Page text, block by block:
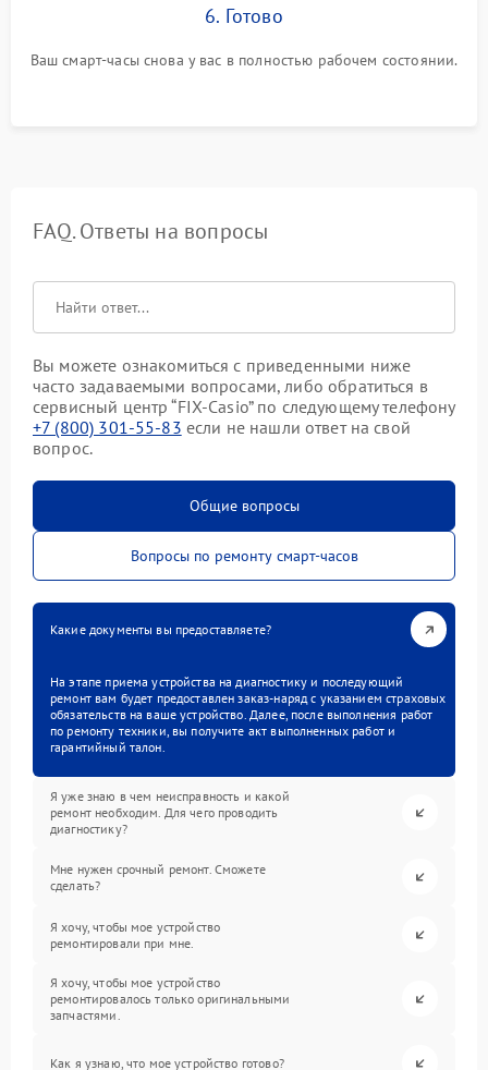
6. Готово
Ваш смарт-часы снова у вас в полностью рабочем состоянии.
FAQ. Ответы на вопросы
Вы можете ознакомиться с приведенными ниже
часто задаваемыми вопросами, либо обратиться в
сервисный центр “FIX-Casio” по следующему телефону
+7 (800) 301-55-83 если не нашли ответ на свой
вопрос.
Общие вопросы
Вопросы по ремонту смарт-часов
Какие документы вы предоставляете?
На этапе приема устройства на диагностику и последующий
ремонт вам будет предоставлен заказ-наряд с указанием страховых
обязательств на ваше устройство. Далее, после выполнения работ
по ремонту техники, вы получите акт выполненных работ и
гарантийный талон.
Я уже знаю в чем неисправность и какой
ремонт необходим. Для чего проводить
диагностику?
Мне нужен срочный ремонт. Сможете
сделать?
Я хочу, чтобы мое устройство
ремонтировали при мне.
Я хочу, чтобы мое устройство
ремонтировалось только оригинальными
запчастями.
Как я узнаю, что мое устройство готово?